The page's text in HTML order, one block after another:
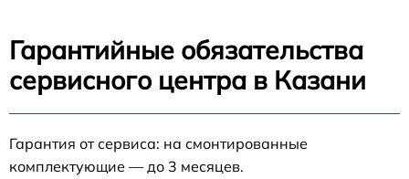
Гарантийные обязательства
сервисного центра в Казани
Гарантия от сервиса: на смонтированные
комплектующие — до 3 месяцев.